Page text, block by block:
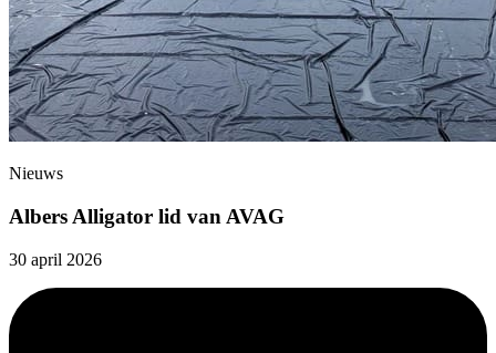
Nieuws
Albers Alligator lid van AVAG
30 april 2026